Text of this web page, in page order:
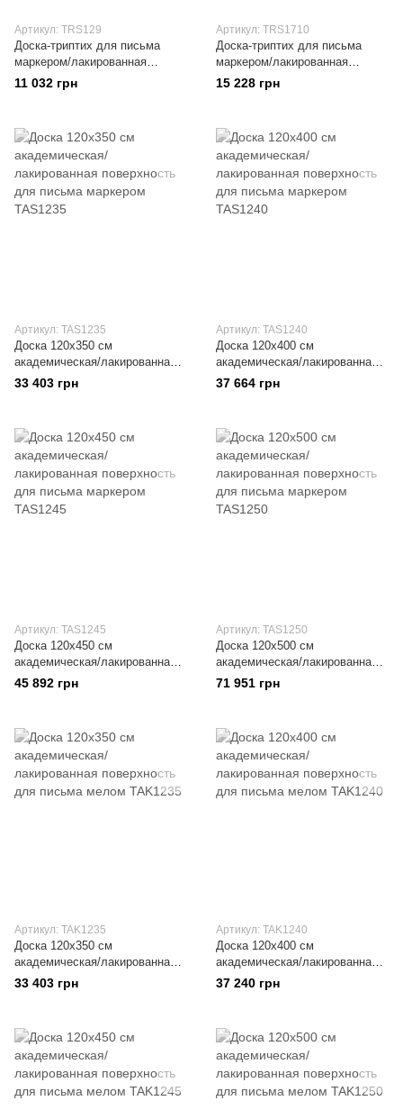
Артикул: TRS129
Доска-триптих для письма
маркером/лакированная
поверхность 90x120/240 см
11 032 грн
Артикул: TRS1710
Доска-триптих для письма
маркером/лакированная
поверхность 100x170/340 см
15 228 грн
Артикул: TAS1235
Доска 120x350 см
академическая/лакированная
поверхность для письма
маркером
33 403 грн
Артикул: TAS1240
Доска 120x400 см
академическая/лакированная
поверхность для письма
маркером
37 664 грн
Артикул: TAS1245
Доска 120x450 см
академическая/лакированная
поверхность для письма
маркером
45 892 грн
Артикул: TAS1250
Доска 120x500 см
академическая/лакированная
поверхность для письма
маркером
71 951 грн
Артикул: TAK1235
Доска 120x350 см
академическая/лакированная
поверхность для письма
33 403 грн
Артикул: TAK1240
Доска 120x400 см
академическая/лакированная
поверхность для письма
37 240 грн